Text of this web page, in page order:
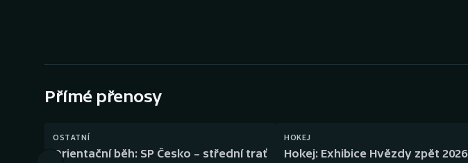
Přímé přenosy
OSTATNÍ
Orientační běh: SP Česko – střední trať
HOKEJ
Hokej: Exhibice Hvězdy zpět 2026